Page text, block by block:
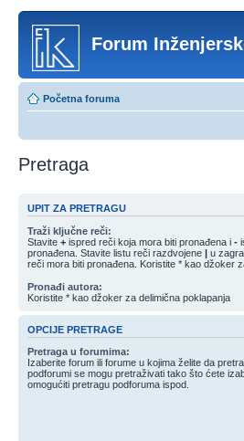
Forum
Početna foruma
Pretraga
UPIT ZA PRETRAGU
Traži ključne reči:
Stavite + ispred reči koja mora biti pronađena i -
pronađena. Stavite listu reči razdvojene | u
reči mora biti pronađena. Koristite * kao džoker
Pronađi autora:
Koristite * kao džoker za delimična poklapanja
OPCIJE PRETRAGE
Pretraga u forumima:
Izaberite forum ili forume u kojima želite da
podforumi se mogu pretraživati tako što ćete
omogućiti pretragu podforuma ispod.